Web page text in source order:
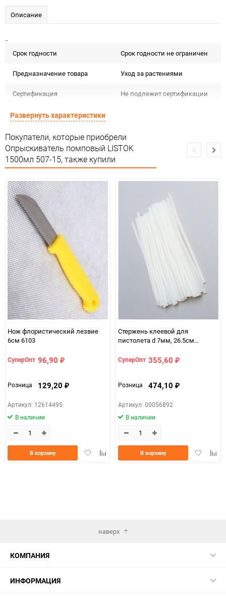
Описание
..
Срок годности
Срок годности не ограничен
Предназначение товара Уход за растениями
Сертификация Не подлежит сертификации
Особые условия
Минимальное количество 1
Количество в коробке 15
Развернуть характеристики
Покупатели, которые приобрели
Опрыскиватель помповый LISTOK
1500мл 507-15, также купили
Нож флористический лезвие
6см 6103
СуперОпт 96,90 ₽
Розница 129,20 ₽
Артикул: 12614495
В наличии
ДобавитьДобавить
В корзину
Стержень клеевой для
пистолета d 7мм, 26.5см
СуперОпт 355,60 ₽
Розница 474,10 ₽
Артикул: 00056892
В наличии
Добавить
В корзину
наверх
КОМПАНИЯ
ИНФОРМАЦИЯ